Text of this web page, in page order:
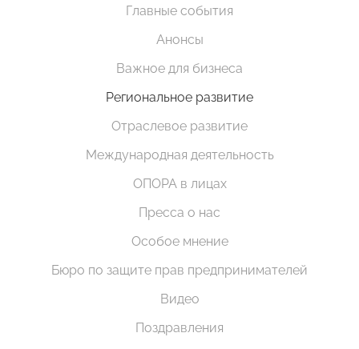
Главные события
Анонсы
Важное для бизнеса
Региональное развитие
Отраслевое развитие
Международная деятельность
ОПОРА в лицах
Пресса о нас
Особое мнение
Бюро по защите прав предпринимателей
Видео
Поздравления